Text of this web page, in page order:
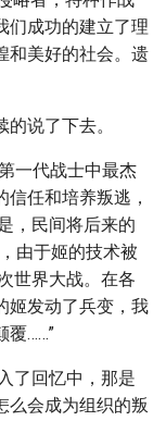
们成功的建立了理
和美好的社会。遗
说了下去。
一代战士中最杰
任和培养叛逃，
，民间将后来的
由于姬的技术被
世界大战。在各
姬发动了兵变，我
覆……”
了回忆中，那是
么会成为组织的叛